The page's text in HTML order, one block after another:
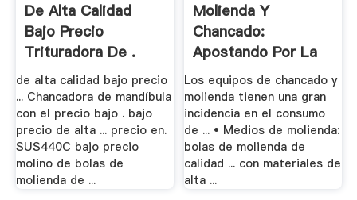
De Alta Calidad
Bajo Precio
Trituradora De .
de alta calidad bajo precio
... Chancadora de mandíbula
con el precio bajo . bajo
precio de alta ... precio en.
SUS440C bajo precio
molino de bolas de
molienda de ...
Molienda Y
Chancado:
Apostando Por La
Eficiencia .
Los equipos de chancado y
molienda tienen una gran
incidencia en el consumo
de ... • Medios de molienda:
bolas de molienda de
calidad ... con materiales de
alta ...